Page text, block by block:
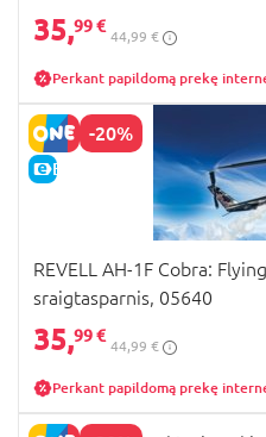
35,99 €
44,99 €
Perkant papildomą prekę
-20%
E-KAINA
REVELL AH-1F Cobra:
sraigtasparnis, 05640
35,99 €
44,99 €
Perkant papildomą prekę